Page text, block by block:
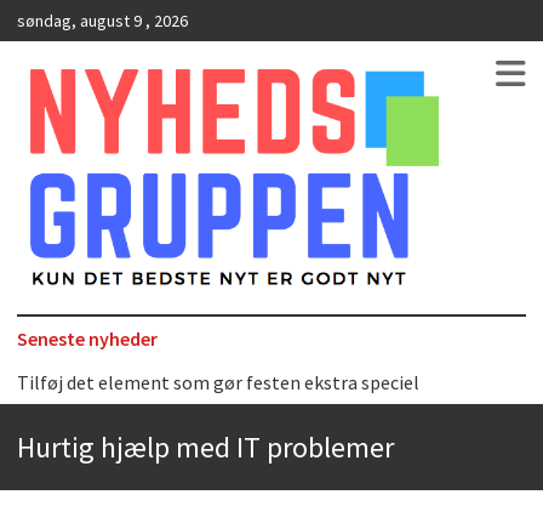
søndag, august 9 , 2026
NyhedsGruppen
Kun det bedste nyt er godt nyt
Seneste nyheder
Tilføj det element som gør festen ekstra speciel
Bedste Restaurant i Ørestaden
Hurtig hjælp med IT problemer